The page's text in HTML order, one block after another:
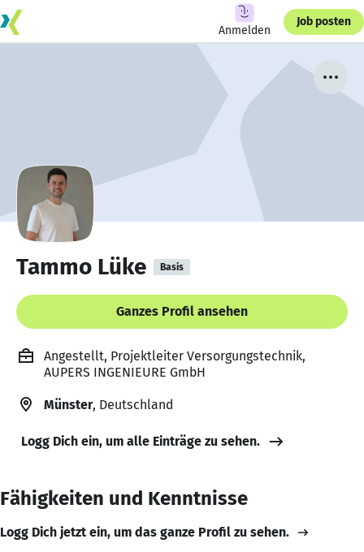
Anmelden
Job posten
Tammo Lüke Basis
Ganzes Profil ansehen
Angestellt, Projektleiter Versorgungstechnik,
AUPERS INGENIEURE GmbH
Münster, Deutschland
Logg Dich ein, um alle Einträge zu sehen.
Fähigkeiten und Kenntnisse
Logg Dich jetzt ein, um das ganze Profil zu sehen.